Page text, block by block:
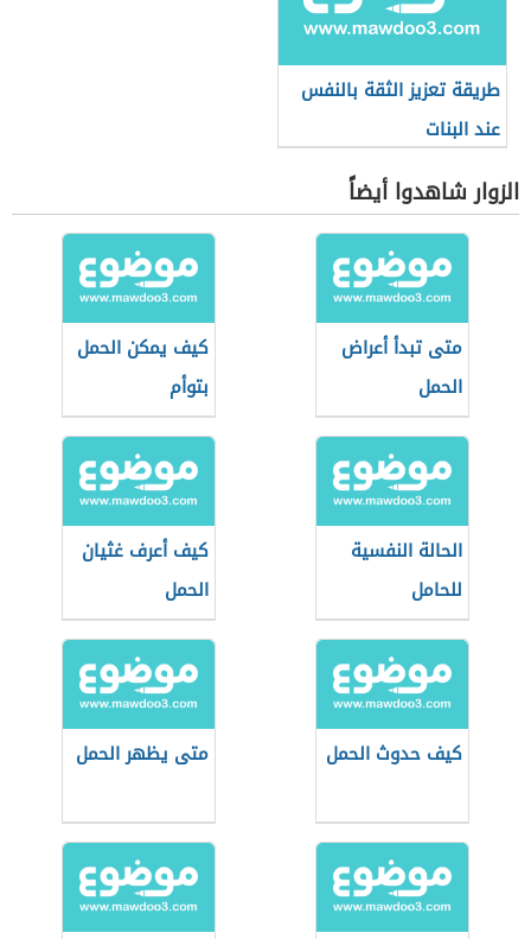
طريقة تعزيز الثقة بالنفس
عند البنات
الزوار شاهدوا أيضاً
متى تبدأ أعراض
الحمل
كيف يمكن الحمل
بتوأم
الحالة النفسية
للحامل
كيف أعرف غثيان
الحمل
كيف حدوث الحمل متى يظهر الحمل